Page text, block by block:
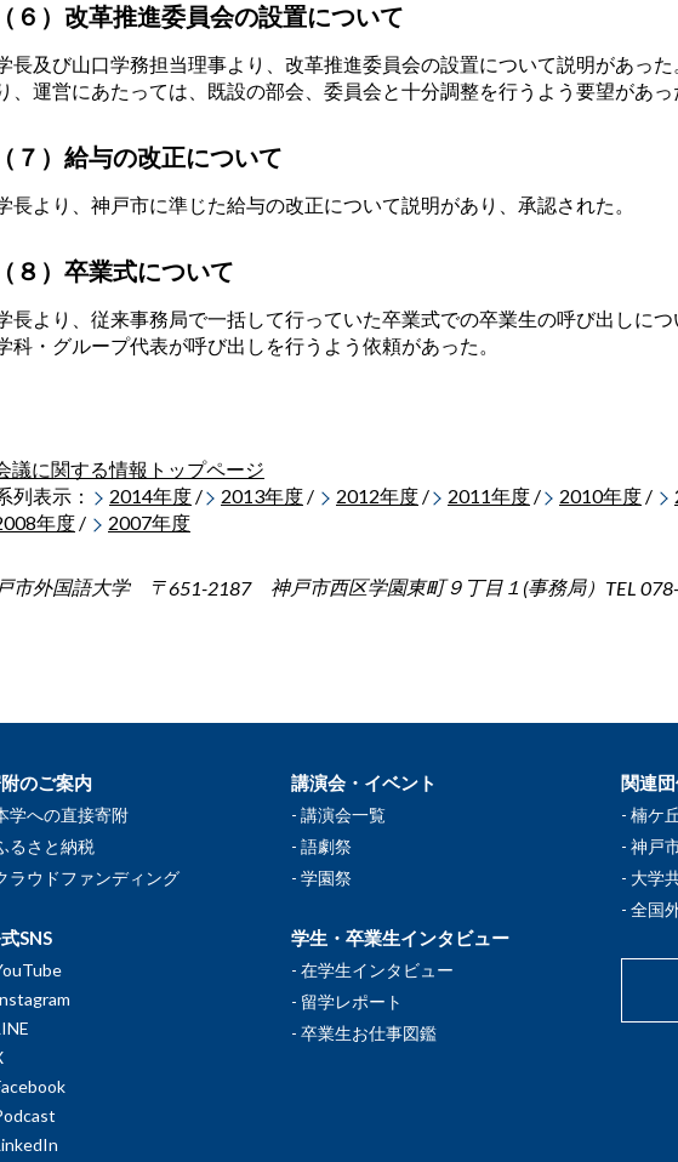
（６）改革推進委員会の設置について
長及び山口学務担当理事より、改革推進委員会の設置について説明があっ
、運営にあたっては、既設の部会、委員会と十分調整を行うよう要望があっ
（７）給与の改正について
長より、神戸市に準じた給与の改正について説明があり、承認された。
（８）卒業式について
長より、従来事務局で一括して行っていた卒業式での卒業生の呼び出しにつ
科・グループ代表が呼び出しを行うよう依頼があった。
議に関する情報トップページ
列表示：
2014年度 / 2013年度 / 2012年度 / 2011年度 / 2010年度 /
年度 / 2007年度
市外国語大学 〒651-2187神戸市西区学園東町９丁目１ (事務局） TEL
のご案内
学への直接寄附
るさと納税
ラウドファンディング
SNS
講演会・イベント
講演会一覧
語劇祭
学園祭
学生・卒業生インタビュー
在学生インタビュー
留学レポート
卒業生お仕事図鑑
関連
楠ケ
神戸
大学
全国